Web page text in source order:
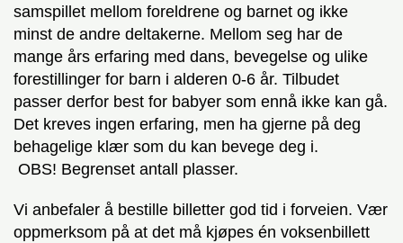
samspillet mellom foreldrene og barnet og ikke
minst de andre deltakerne. Mellom seg har de
mange års erfaring med dans, bevegelse og ulike
forestillinger for barn i alderen 0-6 år. Tilbudet
passer derfor best for babyer som ennå ikke kan gå.
Det kreves ingen erfaring, men ha gjerne på deg
behagelige klær som du kan bevege deg i.
OBS! Begrenset antall plasser.
Vi anbefaler å bestille billetter god tid i forveien. Vær
oppmerksom på at det må kjøpes én voksenbillett